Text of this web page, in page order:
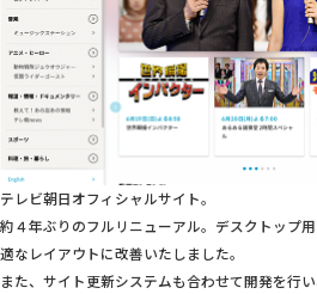
テレビ朝日オフィシャルサイト。
約４年ぶりのフルリニューアル。デスクトップ
適なレイアウトに改善いたしました。
また、サイト更新システムも合わせて開発を行